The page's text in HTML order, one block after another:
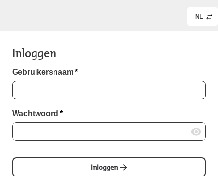
NL
Inloggen
Gebruikersnaam*
Wachtwoord *
Inloggen